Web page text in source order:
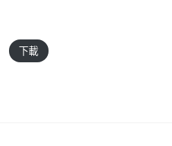
下載